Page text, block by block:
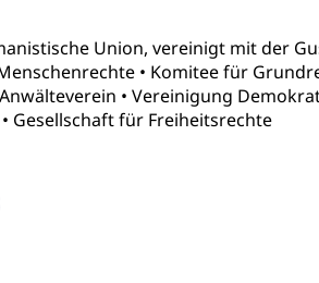
Union, vereinigt mit der
• Komitee für
• Vereinigung
Gesellschaft für Freiheitsrechte